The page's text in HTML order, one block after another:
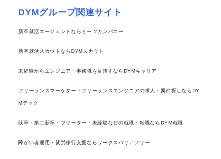
DYMグループ関連サイト
新卒就活エージェントならミーツカンパニー
新卒就活スカウトならDYMスカウト
未経験からエンジニア・事務職を目指すならDYMキャリア
フリーランスマーケター・フリーランスエンジニアの求人・案件探しならDY
Mテック
既卒・第二新卒・フリーター・未経験などの就職・転職ならDYM就職
障がい者雇用・就労移行支援ならワークスバリアフリー